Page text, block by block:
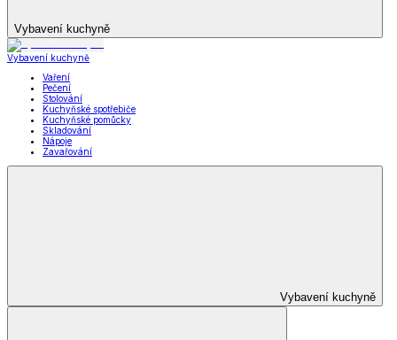
Vybavení kuchyně
Vybavení kuchyně
Vaření
Pečení
Stolování
Kuchyňské spotřebiče
Kuchyňské pomůcky
Skladování
Nápoje
Zavařování
Vybavení kuchyně